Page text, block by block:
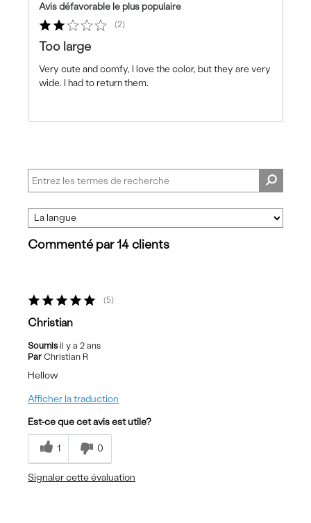
sur
les
Avis défavorable le plus populaire
2
Too large
Very cute and comfy, I love the color, but they are very
wide. I had to return them.
Commenté par 14 clients
5
Christian
Soumisil y a 2 ans
Par Christian R
Hellow
Afficher la traduction
Est-ce que cet avis est utile?
1 0
Signaler cette évaluation